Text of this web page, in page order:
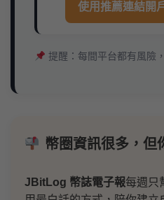
使用推薦連結開
提醒：每間平台都有風險
幣圈資訊很多，但
JBitLog 幣誌電子報每週只